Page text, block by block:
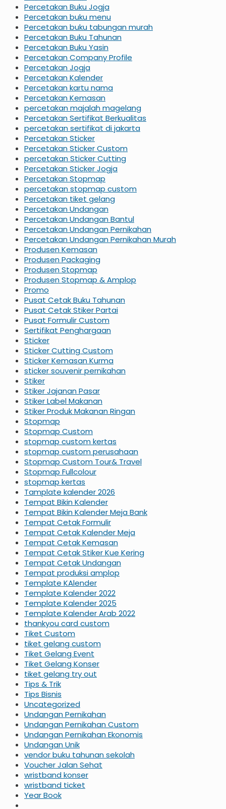
Percetakan Buku Jogja
Percetakan buku menu
Percetakan buku tabungan murah
Percetakan Buku Tahunan
Percetakan Buku Yasin
Percetakan Company Profile
Percetakan Jogja
Percetakan Kalender
Percetakan kartu nama
Percetakan Kemasan
percetakan majalah magelang
Percetakan Sertifikat Berkualitas
percetakan sertifikat di jakarta
Percetakan Sticker
Percetakan Sticker Custom
percetakan Sticker Cutting
Percetakan Sticker Jogja
Percetakan Stopmap
percetakan stopmap custom
Percetakan tiket gelang
Percetakan Undangan
Percetakan Undangan Bantul
Percetakan Undangan Pernikahan
Percetakan Undangan Pernikahan Murah
Produsen Kemasan
Produsen Packaging
Produsen Stopmap
Produsen Stopmap & Amplop
Promo
Pusat Cetak Buku Tahunan
Pusat Cetak Stiker Partai
Pusat Formulir Custom
Sertifikat Penghargaan
Sticker
Sticker Cutting Custom
Sticker Kemasan Kurma
sticker souvenir pernikahan
Stiker
Stiker Jajanan Pasar
Stiker Label Makanan
Stiker Produk Makanan Ringan
Stopmap
Stopmap Custom
stopmap custom kertas
stopmap custom perusahaan
Stopmap Custom Tour& Travel
Stopmap Fullcolour
stopmap kertas
Tamplate kalender 2026
Tempat Bikin Kalender
Tempat Bikin Kalender Meja Bank
Tempat Cetak Formulir
Tempat Cetak Kalender Meja
Tempat Cetak Kemasan
Tempat Cetak Stiker Kue Kering
Tempat Cetak Undangan
Tempat produksi amplop
Template KAlender
Template Kalender 2022
Template Kalender 2025
Template Kalender Arab 2022
thankyou card custom
Tiket Custom
tiket gelang custom
Tiket Gelang Event
Tiket Gelang Konser
tiket gelang try out
Tips & Trik
Tips Bisnis
Uncategorized
Undangan Pernikahan
Undangan Pernikahan Custom
Undangan Pernikahan Ekonomis
Undangan Unik
vendor buku tahunan sekolah
Voucher Jalan Sehat
wristband konser
wristband ticket
Year Book